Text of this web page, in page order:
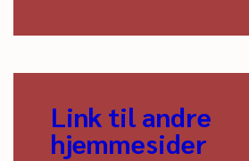
Link til andre
hjemmesider